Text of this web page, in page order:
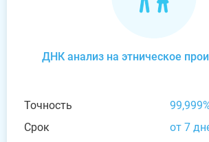
ДНК анализ на этническое
Точность
Срок
от 7